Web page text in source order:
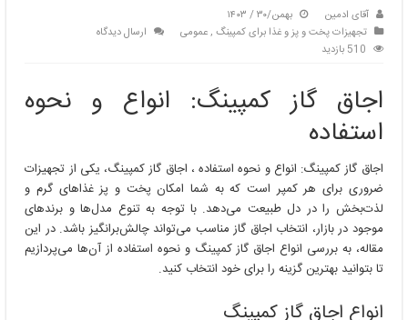
آقای ادمین
بهمن/۳۰ / ۱۴۰۳
تجهیزات پخت و پز و غذا برای کمپینگ ,عمومی
ارسال دیدگاه
510 بازدید
اجاق گاز کمپینگ: انواع و نحوه
استفاده
اجاق گاز کمپینگ: انواع و نحوه استفاده ، اجاق گاز کمپینگ، یکی از تجهیزات
ضروری برای هر کمپر است که به شما امکان پخت و پز غذاهای گرم و
لذت‌بخش را در دل طبیعت می‌دهد. با توجه به تنوع مدل‌ها و برندهای
موجود در بازار، انتخاب اجاق گاز مناسب می‌تواند چالش‌برانگیز باشد. در این
مقاله، به بررسی انواع اجاق گاز کمپینگ و نحوه استفاده از آن‌ها می‌پردازیم
تا بتوانید بهترین گزینه را برای خود انتخاب کنید.
انواع اجاق گاز کمپینگ